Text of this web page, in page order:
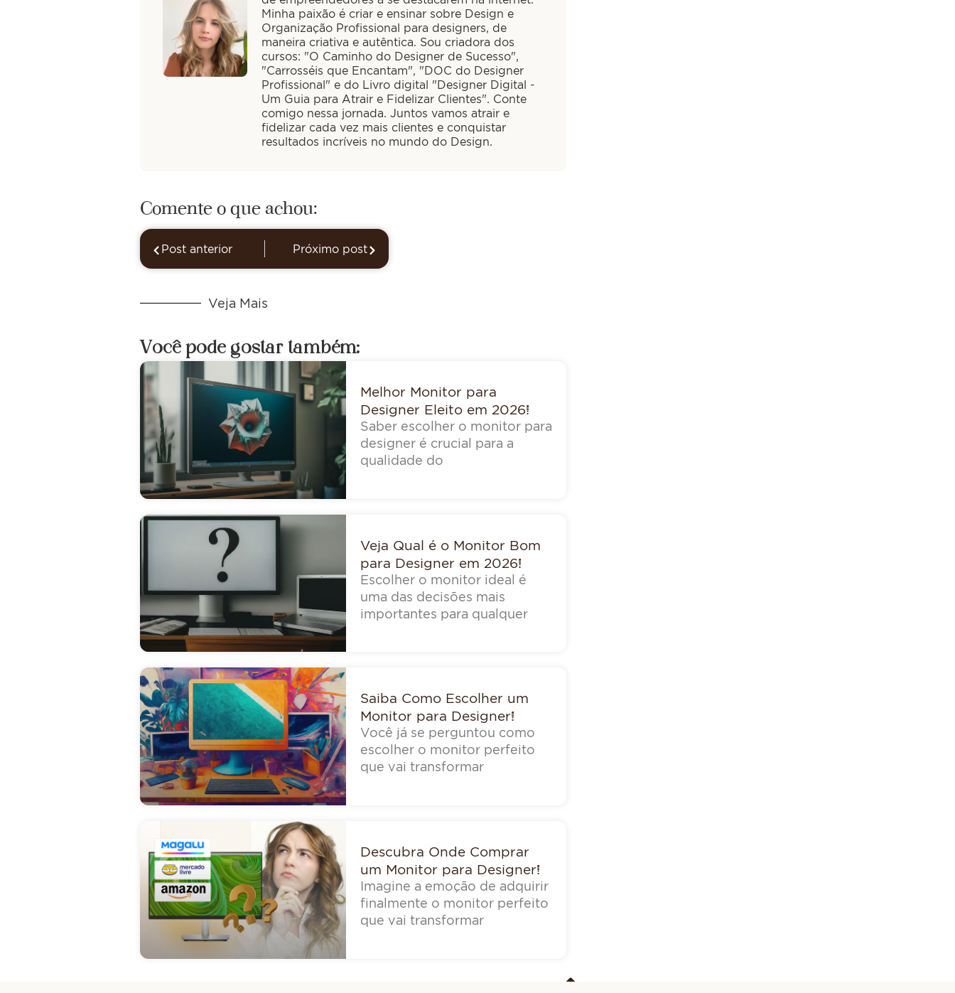
Minha paixão é criar e ensinar sobre Design e
Organização Profissional para designers, de
maneira criativa e autêntica. Sou criadora dos
cursos: "O Caminho do Designer de Sucesso",
"Carrosséis que Encantam", "DOC do Designer
Profissional" e do Livro digital "Designer Digital -
Um Guia para Atrair e Fidelizar Clientes". Conte
comigo nessa jornada. Juntos vamos atrair e
fidelizar cada vez mais clientes e conquistar
resultados incríveis no mundo do Design.
Comente o que achou:
Post anterior Próximo post
Veja Mais
Você pode gostar também:
Melhor Monitor para
Designer Eleito em 2026!
Saber escolher o monitor para
designer é crucial para a
qualidade do
Veja Qual é o Monitor Bom
para Designer em 2026!
Escolher o monitor ideal é
uma das decisões mais
importantes para qualquer
Saiba Como Escolher um
Monitor para Designer!
Você já se perguntou como
escolher o monitor perfeito
que vai transformar
Descubra Onde Comprar
um Monitor para Designer!
Imagine a emoção de adquirir
finalmente o monitor perfeito
que vai transformar